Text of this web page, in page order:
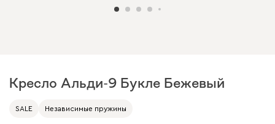
Кресло Альди-9 Букле Бежевый
SALE Независимые пружины